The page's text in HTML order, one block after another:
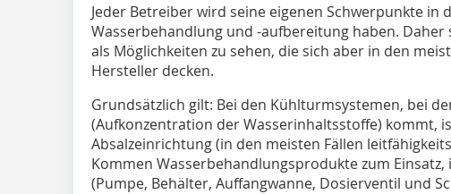
Jeder Betreiber wird seine eigenen Schwerpunkte in
Wasserbehandlung und -aufbereitung haben.
als Möglichkeiten zu sehen, die sich aber in den
Hersteller decken.
Grundsätzlich gilt: Bei den Kühlturmsystemen, bei
(Aufkonzentration der Wasserinhaltsstoffe) kommt,
Absalzeinrichtung (in den meisten Fällen
Kommen Wasserbehandlungsprodukte zum
(Pumpe, Behälter, Auffangwanne, Dosierventil und